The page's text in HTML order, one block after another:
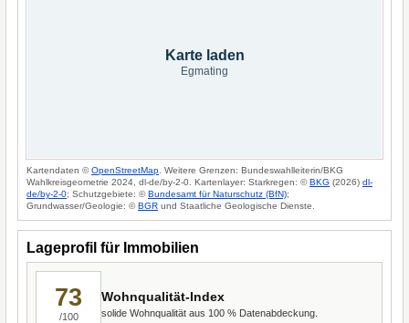
Karte laden
Egmating
Kartendaten ©OpenStreetMap . Weitere Grenzen: Bundeswahlleiterin/BKG
Wahlkreisgeometrie 2024, dl-de/by-2-0. Kartenlayer: Starkregen: ©BKG (2026) dl-
de/by-2-0; Schutzgebiete: ©Bundesamt für Naturschutz (BfN);
Grundwasser/Geologie: ©BGR und Staatliche Geologische Dienste.
Lageprofil für Immobilien
73
/100
Wohnqualität-Index
solide Wohnqualität aus 100 % Datenabdeckung.